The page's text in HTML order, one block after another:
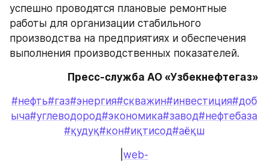
успешно проводятся плановые ремонтные
работы для организации стабильного
производства на предприятиях и обеспечения
выполнения производственных показателей.
Пресс-служба АО «Узбекнефтегаз»
#нефть#газ#энергия#скважин#инвестиция#доб
ыча#углеводород#экономика#завод#нефтебаза
#қудуқ#кон#иқтисод#аёқш
web-